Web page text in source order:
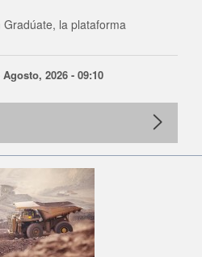
la plataforma
2026 - 09:10